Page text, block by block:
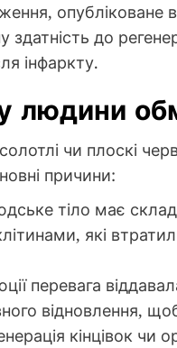
опубліковане
до
інфаркту.
людини
чи плоскі
причини:
тіло має
які
перевага
відновлення,
кінцівок чи